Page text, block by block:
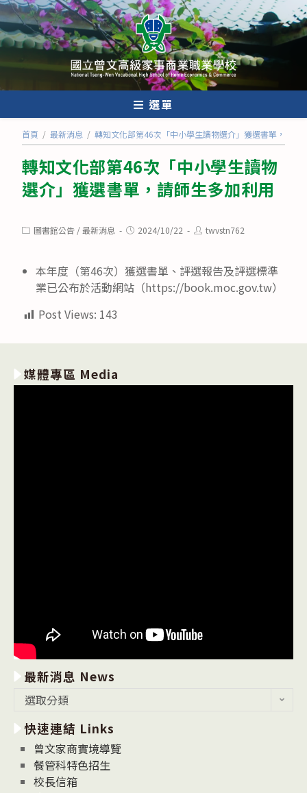
跳
轉
至
內
選單
首頁 / 最新消息 / 轉知文化部第46次「中小學生讀物選介」獲選書單，請師
轉知文化部第46次「中小學生讀物
選介」獲選書單，請師生多加利用
Post圖書館公告 /最新消息
Post2024/10/22
Posttwvstn762
本年度（第46次）獲選書單、評選報告及評選標準
業已公布於活動網站（https://book.moc.gov.tw）
Post Views: 143
媒體專區 Media
最新消息 News
消
息
News
選取分類
快速連結 Links
曾文家商實境導覽
餐管科特色招生
校長信箱